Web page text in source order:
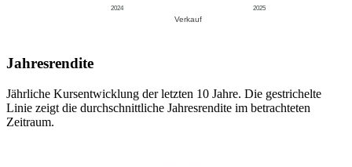
2024 2025
Verkauf
Jahresrendite
Jährliche Kursentwicklung der letzten 10 Jahre. Die gestrichelte
Linie zeigt die durchschnittliche Jahresrendite im betrachteten
Zeitraum.